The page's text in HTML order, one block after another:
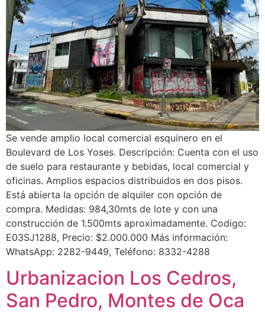
Se vende amplio local comercial esquinero en el
Boulevard de Los Yoses. Descripción: Cuenta con el uso
de suelo para restaurante y bebidas, local comercial y
oficinas. Amplios espacios distribuidos en dos pisos.
Está abierta la opción de alquiler con opción de
compra. Medidas: 984,30mts de lote y con una
construcción de 1.500mts aproximadamente. Codigo:
E03SJ1288, Precio: $2.000.000 Más información:
WhatsApp: 2282-9449, Teléfono: 8332-4288
Urbanizacion Los Cedros,
San Pedro, Montes de Oca